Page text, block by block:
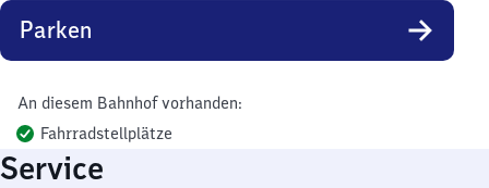
Parken
An diesem Bahnhof vorhanden:
Fahrradstellplätze
Service